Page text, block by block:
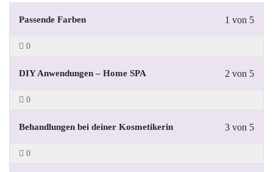
1 von 5
Passende Farben
0
2 von 5
DIY Anwendungen – Home SPA
0
3 von 5
Behandlungen bei deiner Kosmetikerin
0